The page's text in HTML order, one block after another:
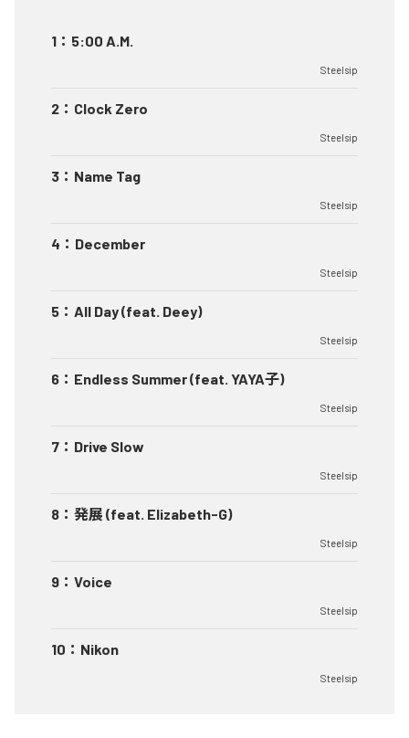
1 ： 5:00 A.M.
Steelsip
2 ： Clock Zero
Steelsip
3 ： Name Tag
Steelsip
4 ： December
Steelsip
5 ： All Day (feat. Deey)
Steelsip
6 ： Endless Summer (feat. YAYA子)
Steelsip
7 ： Drive Slow
Steelsip
8 ： 発展 (feat. Elizabeth-G)
Steelsip
9 ： Voice
Steelsip
10 ： Nikon
Steelsip